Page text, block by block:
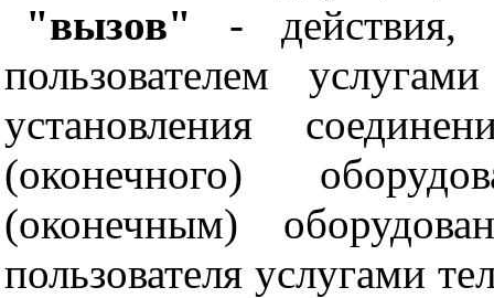
"вызов" - действия,
пользователем
установления
(оконечного)
(оконечным)
пользователя услугами